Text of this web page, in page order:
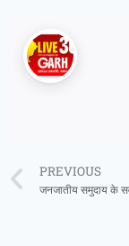
PREVIOUS